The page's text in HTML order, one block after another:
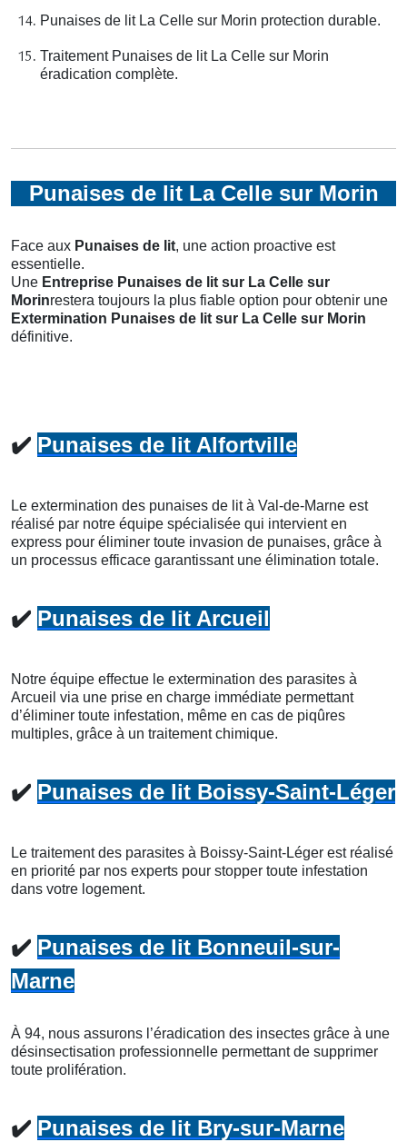
Punaises de lit La Celle sur Morin protection durable.
Traitement Punaises de lit La Celle sur Morin
éradication complète.
Punaises de lit La Celle sur Morin
Face aux Punaises de lit, une action proactive est
essentielle.
Une Entreprise Punaises de lit sur La Celle sur
Morinrestera toujours la plus fiable option pour obtenir une
Extermination Punaises de lit sur La Celle sur Morin
définitive.
✔️ Punaises de lit Alfortville
Le extermination des punaises de lit à Val-de-Marne est
réalisé par notre équipe spécialisée qui intervient en
express pour éliminer toute invasion de punaises, grâce à
un processus efficace garantissant une élimination totale.
✔️ Punaises de lit Arcueil
Notre équipe effectue le extermination des parasites à
Arcueil via une prise en charge immédiate permettant
d’éliminer toute infestation, même en cas de piqûres
multiples, grâce à un traitement chimique.
✔️ Punaises de lit Boissy-Saint-Léger
Le traitement des parasites à Boissy-Saint-Léger est réalisé
en priorité par nos experts pour stopper toute infestation
dans votre logement.
✔️ Punaises de lit Bonneuil-sur-
Marne
À 94, nous assurons l’éradication des insectes grâce à une
désinsectisation professionnelle permettant de supprimer
toute prolifération.
✔️ Punaises de lit Bry-sur-Marne